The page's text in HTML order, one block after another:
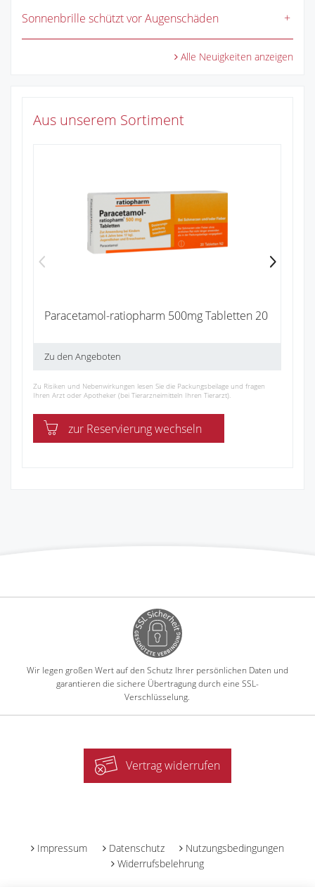
Sonnenbrille schützt vor Augenschäden
Alle Neuigkeiten anzeigen
Aus unserem Sortiment
Paracetamol-ratiopharm 500mg Tabletten 20
Zu den Angeboten
Zu Risiken und Nebenwirkungen lesen Sie die Packungsbeilage und fragen
Ihren Arzt oder Apotheker (bei Tierarzneimitteln Ihren Tierarzt).
zur Reservierung wechseln
Wir legen großen Wert auf den Schutz Ihrer persönlichen Daten und
garantieren die sichere Übertragung durch eine SSL-
Verschlüsselung.
Vertrag widerrufen
Impressum Datenschutz
Nutzungsbedingungen
Widerrufsbelehrung